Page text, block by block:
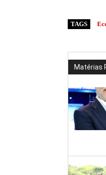
TAGS
Matérias